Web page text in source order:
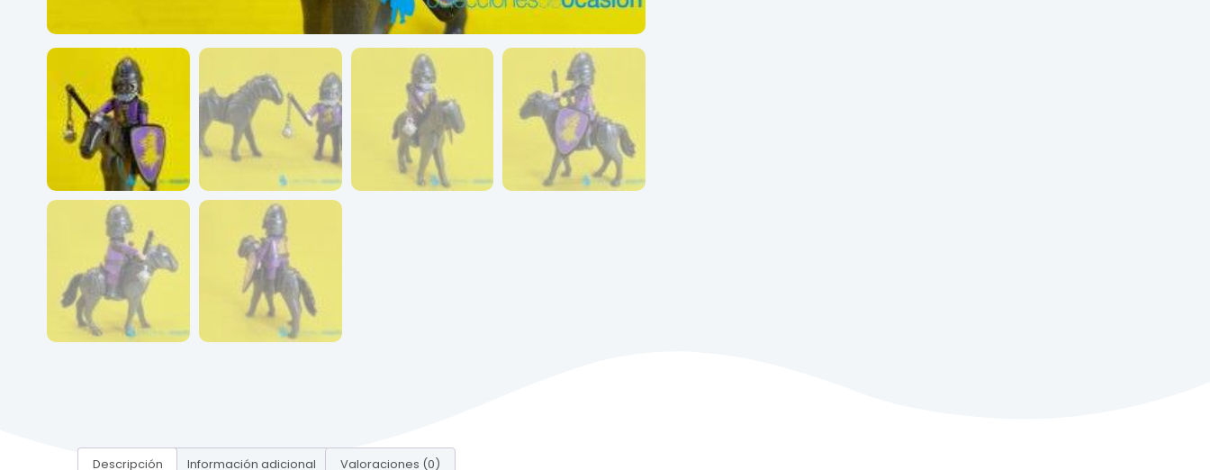
Descripción Información adicional Valoraciones (0)